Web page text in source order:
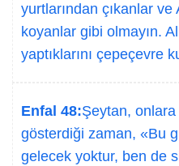
yurtlarından çıkanlar
koyanlar gibi olmayın.
yaptıklarını çepeçevre
Enfal 48:Şeytan,
gösterdiği zaman, «Bu
gelecek yoktur, ben de